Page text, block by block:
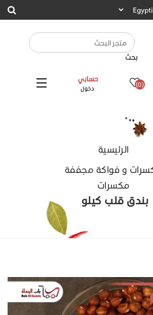
بحث
حسابي
دخول (0)
الرئيسية
و فواكة مجففة
مكسرات
بندق قلب كيلو